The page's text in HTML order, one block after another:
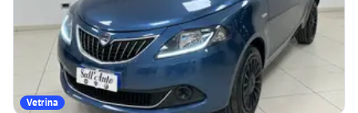
Vetrina